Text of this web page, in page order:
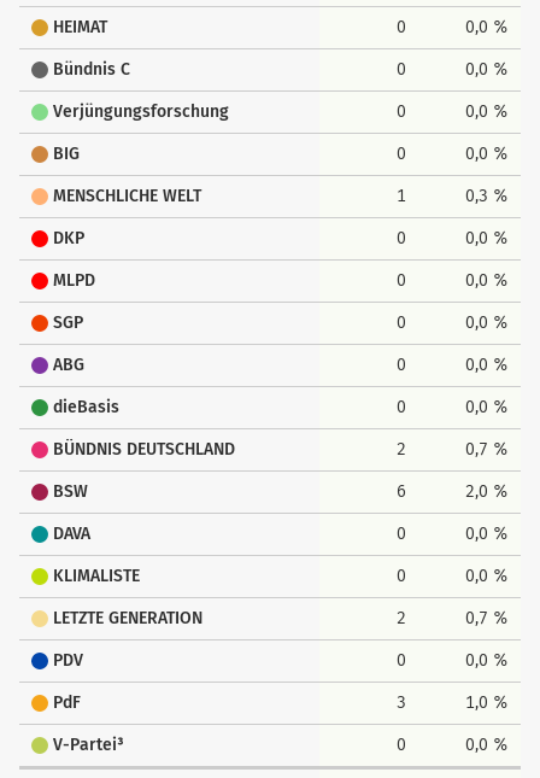
HEIMAT 0 0,0 %
Bündnis C 0 0,0 %
Verjüngungsforschung 0 0,0 %
BIG 0 0,0 %
MENSCHLICHE WELT 1 0,3 %
DKP 0 0,0 %
MLPD 0 0,0 %
SGP 0 0,0 %
ABG 0 0,0 %
dieBasis 0 0,0 %
BÜNDNIS DEUTSCHLAND 2 0,7 %
BSW 6 2,0 %
DAVA 0 0,0 %
KLIMALISTE 0 0,0 %
LETZTE GENERATION 2 0,7 %
PDV 0 0,0 %
PdF 3 1,0 %
V-Partei³ 0 0,0 %